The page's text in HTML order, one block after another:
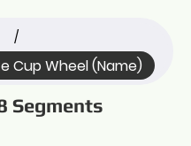
/
Cup Wheel (Name)
Segments